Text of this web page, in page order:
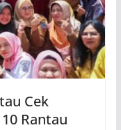
Cek
Rantau